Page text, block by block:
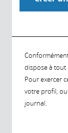
dispose à tout
Pour exercer
votre profil,
journal.